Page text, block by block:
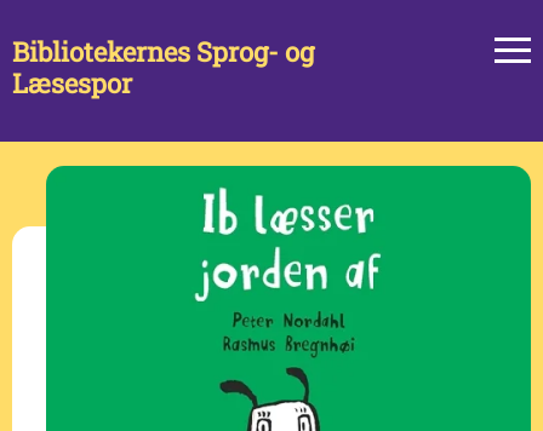
Bibliotekernes Sprog- og
Læsespor